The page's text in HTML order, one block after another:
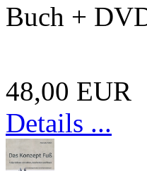
Buch +
48,00 EUR
Details ...